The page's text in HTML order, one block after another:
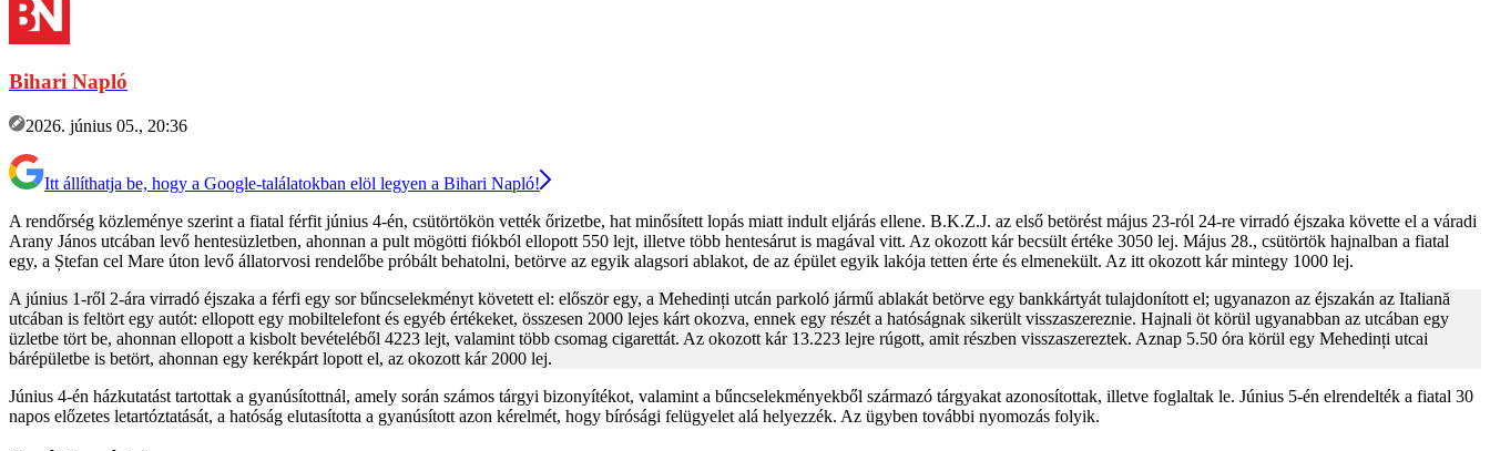
Bihari Napló
2026. június 05., 20:36
Itt állíthatja be, hogy a Google-találatokban elöl legyen a Bihari Napló!
A rendőrség közleménye szerint a fiatal férfit június 4-én, csütörtökön vették őrizetbe, hat minősített lopás miatt indult eljárás ellene. B.K.Z.J. az első betörést május 23-ról 24-re virradó éjszaka követte el a váradi
Arany János utcában levő hentesüzletben, ahonnan a pult mögötti fiókból ellopott 550 lejt, illetve több hentesárut is magával vitt. Az okozott kár becsült értéke 3050 lej. Május 28., csütörtök hajnalban a fiatal
egy, a Ștefan cel Mare úton levő állatorvosi rendelőbe próbált behatolni, betörve az egyik alagsori ablakot, de az épület egyik lakója tetten érte és elmenekült. Az itt okozott kár mintegy 1000 lej.
A június 1-ről 2-ára virradó éjszaka a férfi egy sor bűncselekményt követett el: először egy, a Mehedinți utcán parkoló jármű ablakát betörve egy bankkártyát tulajdonított el; ugyanazon az éjszakán az Italiană
utcában is feltört egy autót: ellopott egy mobiltelefont és egyéb értékeket, összesen 2000 lejes kárt okozva, ennek egy részét a hatóságnak sikerült visszaszereznie. Hajnali öt körül ugyanabban az utcában egy
üzletbe tört be, ahonnan ellopott a kisbolt bevételéből 4223 lejt, valamint több csomag cigarettát. Az okozott kár 13.223 lejre rúgott, amit részben visszaszereztek. Aznap 5.50 óra körül egy Mehedinți utcai
bárépületbe is betört, ahonnan egy kerékpárt lopott el, az okozott kár 2000 lej.
Június 4-én házkutatást tartottak a gyanúsítottnál, amely során számos tárgyi bizonyítékot, valamint a bűncselekményekből származó tárgyakat azonosítottak, illetve foglaltak le. Június 5-én elrendelték a fiatal 30
napos előzetes letartóztatását, a hatóság elutasította a gyanúsított azon kérelmét, hogy bírósági felügyelet alá helyezzék. Az ügyben további nyomozás folyik.